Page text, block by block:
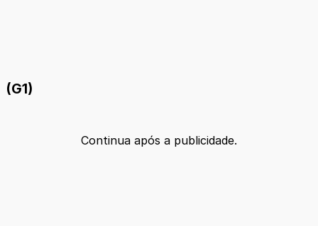
(G1)
Continua após a publicidade.